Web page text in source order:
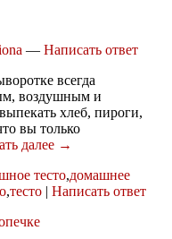
— Написать ответ
всегда
воздушным и
хлеб, пироги,
вы только
далее →
тесто,домашнее
,тесто | Написать ответ